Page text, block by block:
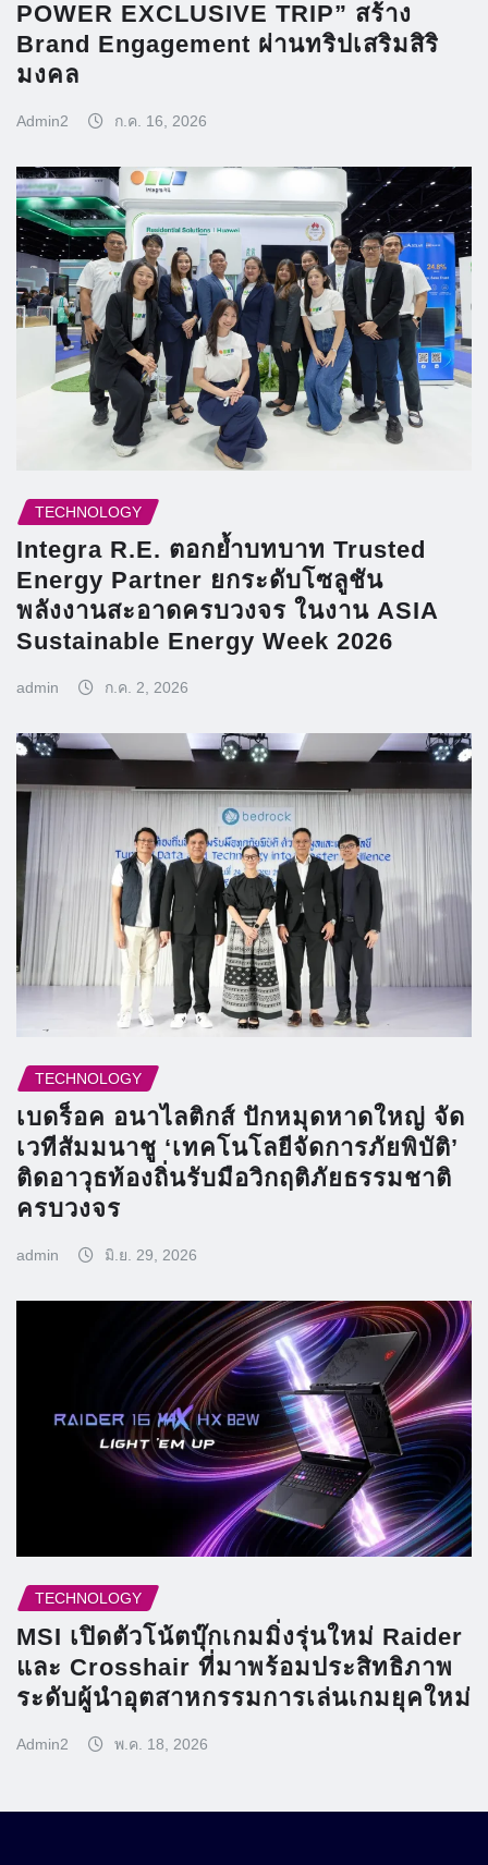
POWER EXCLUSIVE TRIP” สร้าง
Brand Engagement ผ่านทริปเสริมสิริ
มงคล
Admin2 ก.ค. 16, 2026
TECHNOLOGY
Integra R.E. ตอกย้ำบทบาท Trusted
Energy Partner ยกระดับโซลูชัน
พลังงานสะอาดครบวงจร ในงาน ASIA
Sustainable Energy Week 2026
admin ก.ค. 2, 2026
TECHNOLOGY
เบดร็อค อนาไลติกส์ ปักหมุดหาดใหญ่ จัด
เวทีสัมมนาชู ‘เทคโนโลยีจัดการภัยพิบัติ’
ติดอาวุธท้องถิ่นรับมือวิกฤติภัยธรรมชาติ
ครบวงจร
admin มิ.ย. 29, 2026
TECHNOLOGY
MSI เปิดตัวโน้ตบุ๊กเกมมิ่งรุ่นใหม่ Raider
และ Crosshair ที่มาพร้อมประสิทธิภาพ
ระดับผู้นำอุตสาหกรรมการเล่นเกมยุคใหม่
Admin2 พ.ค. 18, 2026